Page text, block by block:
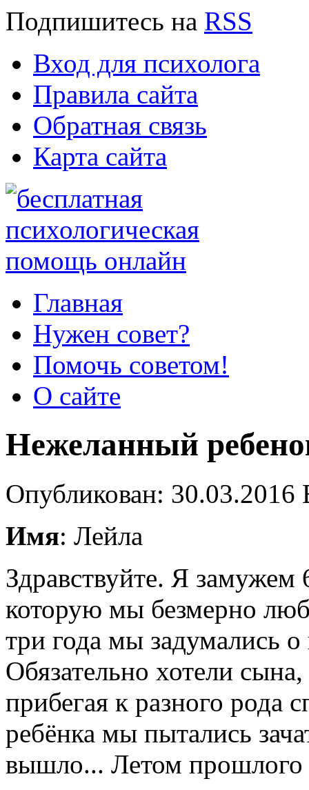
Подпишитесь на RSS
Вход для психолога
Правила сайта
Обратная связь
Карта сайта
Главная
Нужен совет?
Помочь советом!
О сайте
Нежеланный
Опубликован:
Имя: Лейла
Здравствуйте. Я замужем
которую мы безмерно
три года мы задумались о
Обязательно хотели
прибегая к разного рода
ребёнка мы пытались
вышло... Летом прошлого